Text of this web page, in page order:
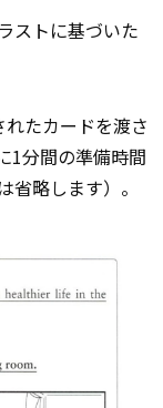
ストに基づいた
たカードを渡さ
1分間の準備時間
略します）。